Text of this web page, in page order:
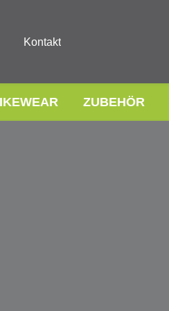
Kontakt
ZUBEHÖR